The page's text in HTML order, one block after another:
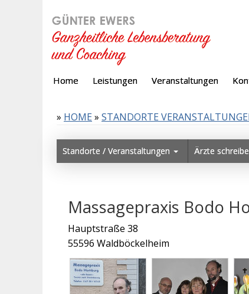
Home Leistungen Veranstaltungen
» HOME » STANDORTE
Standorte / Veranstaltungen Ärzte
Massagepraxis
Hauptstraße 38
55596 Waldböckelheim